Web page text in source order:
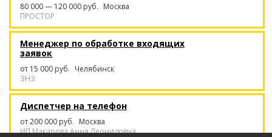
80 000 — 120 000 руб. Москва
ПРОСТОР
Менеджер по обработке входящих
заявок
от 15 000 руб. Челябинск
ЗНЗ
Диспетчер на телефон
от 200 000 руб. Москва
ИП Макарова Анна Леонидовна